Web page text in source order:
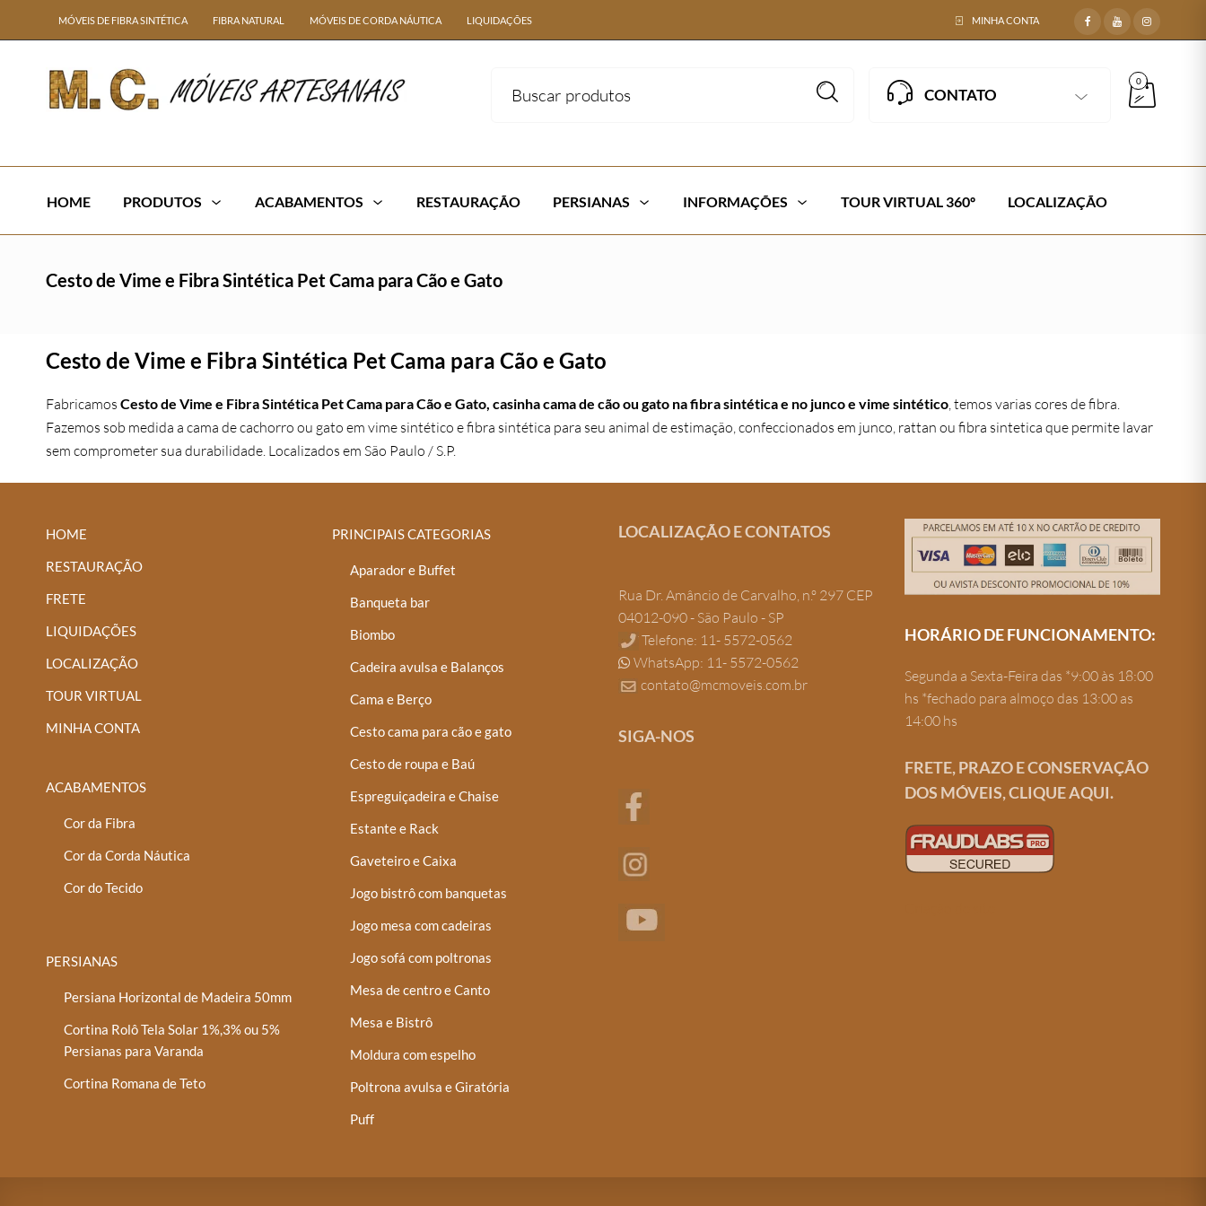
MÓVEIS DE FIBRA SINTÉTICA FIBRA NATURAL MÓVEIS DE CORDA NÁUTICA LIQUIDAÇÕES MINHA CONTA
CONTATO
0
HOME PRODUTOS ACABAMENTOS RESTAURAÇÃO PERSIANAS INFORMAÇÕES TOUR VIRTUAL 360º LOCALIZAÇÃO
Cesto de Vime e Fibra Sintética Pet Cama para Cão e Gato
Cesto de Vime e Fibra Sintética Pet Cama para Cão e Gato
Fabricamos Cesto de Vime e Fibra Sintética Pet Cama para Cão e Gato, casinha cama de cão ou gato na fibra sintética e no junco e vime sintético, temos varias cores de fibra.
Fazemos sob medida a cama de cachorro ou gato em vime sintético e fibra sintética para seu animal de estimação, confeccionados em junco, rattan ou fibra sintetica que permite lavar
sem comprometer sua durabilidade. Localizados em São Paulo / S.P.
HOME
RESTAURAÇÃO
FRETE
LIQUIDAÇÕES
LOCALIZAÇÃO
TOUR VIRTUAL
MINHA CONTA
ACABAMENTOS
Cor da Fibra
Cor da Corda Náutica
Cor do Tecido
PERSIANAS
Persiana Horizontal de Madeira 50mm
Cortina Rolô Tela Solar 1%,3% ou 5%
Persianas para Varanda
Cortina Romana de Teto
PRINCIPAIS CATEGORIAS
Aparador e Buffet
Banqueta bar
Biombo
Cadeira avulsa e Balanços
Cama e Berço
Cesto cama para cão e gato
Cesto de roupa e Baú
Espreguiçadeira e Chaise
Estante e Rack
Gaveteiro e Caixa
Jogo bistrô com banquetas
Jogo mesa com cadeiras
Jogo sofá com poltronas
Mesa de centro e Canto
Mesa e Bistrô
Moldura com espelho
Poltrona avulsa e Giratória
Puff
LOCALIZAÇÃO E CONTATOS
Rua Dr. Amâncio de Carvalho, n.º 297 CEP
04012-090 - São Paulo - SP
Telefone: 11- 5572-0562
WhatsApp: 11- 5572-0562
contato@mcmoveis.com.br
SIGA-NOS
HORÁRIO DE FUNCIONAMENTO:
Segunda a Sexta-Feira das *9:00 às 18:00
hs *fechado para almoço das 13:00 as
14:00 hs
FRETE, PRAZO E CONSERVAÇÃO
DOS MÓVEIS, CLIQUE AQUI.